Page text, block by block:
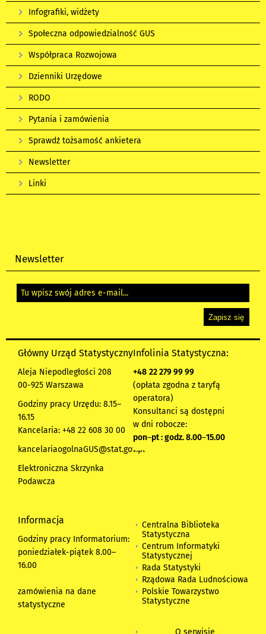
Infografiki, widżety
Społeczna odpowiedzialność GUS
Współpraca Rozwojowa
Dzienniki Urzędowe
RODO
Pytania i zamówienia
Sprawdź tożsamość ankietera
Newsletter
Linki
Newsletter
Główny Urząd Statystyczny
Aleja Niepodległości 208
00-925 Warszawa
Godziny pracy Urzędu: 8.15–
16.15
Kancelaria: +48 22 608 30 00
kancelariaogolnaGUS@stat.gov.pl
Elektroniczna Skrzynka
Podawcza
Infolinia Statystyczna:
+48 22 279 99 99
(opłata zgodna z taryfą
operatora)
Konsultanci są dostępni
w dni robocze:
pon–pt : godz. 8.00–15.00
Informacja
Godziny pracy Informatorium:
poniedziałek-piątek 8.00–
16.00
zamówienia na dane
statystyczne
Centralna Biblioteka
Statystyczna
Centrum Informatyki
Statystycznej
Rada Statystyki
Rządowa Rada Ludnościowa
Polskie Towarzystwo
Statystyczne
O serwisie